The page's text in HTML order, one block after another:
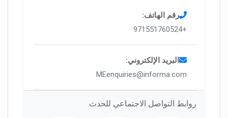
رقم الهاتف:
+971551760524
البريد الإلكتروني:
MEenquiries@informa.com
روابط التواصل الاجتماعي للحدث